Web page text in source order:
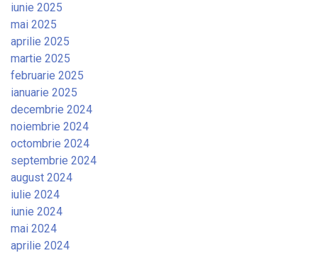
iunie 2025
mai 2025
aprilie 2025
martie 2025
februarie 2025
ianuarie 2025
decembrie 2024
noiembrie 2024
octombrie 2024
septembrie 2024
august 2024
iulie 2024
iunie 2024
mai 2024
aprilie 2024